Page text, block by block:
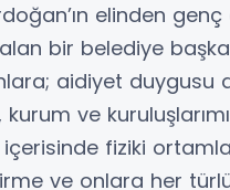
elinden
bir belediye
aidiyet duygusu
kurum ve
fiziki
ve onlara her